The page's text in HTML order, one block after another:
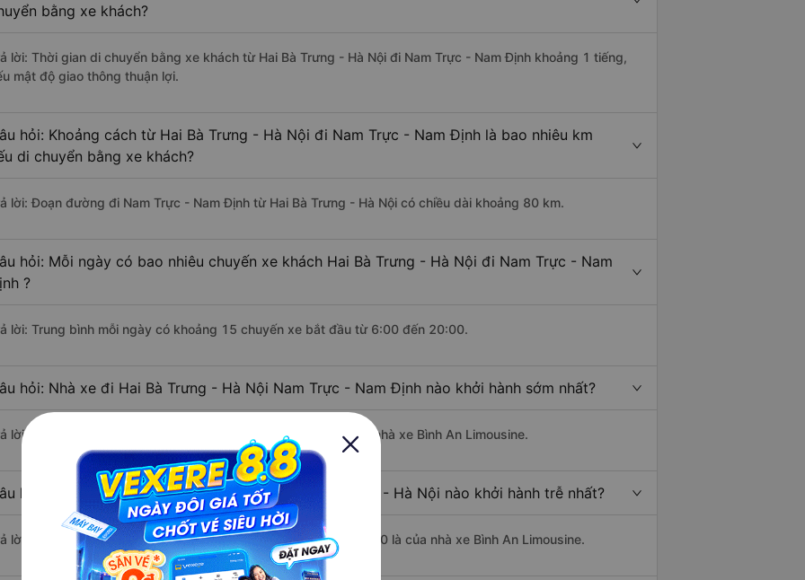
bằng xe khách?
lời: Thời gian di chuyển bằng xe khách từ Hai Bà Trưng - Hà Nội đi Nam Trực - Nam Định khoảng 1 tiếng,
mật độ giao thông thuận lợi.
hỏi: Khoảng cách từ Hai Bà Trưng - Hà Nội đi Nam Trực - Nam Định là bao nhiêu km
di chuyển bằng xe khách?
lời: Đoạn đường đi Nam Trực - Nam Định từ Hai Bà Trưng - Hà Nội có chiều dài khoảng 80 km.
hỏi: Mỗi ngày có bao nhiêu chuyến xe khách Hai Bà Trưng - Hà Nội đi Nam Trực - Nam
?
lời: Trung bình mỗi ngày có khoảng 15 chuyến xe bắt đầu từ 6:00 đến 20:00.
hỏi: Nhà xe đi Hai Bà Trưng - Hà Nội Nam Trực - Nam Định nào khởi hành sớm nhất?
lời: Chuyến xe có giờ xuất phát sớm nhất vào lúc 6:00 là của nhà xe Bình An Limousine.
hỏi: Nhà xe đi Nam Trực - Nam Định từ Hai Bà Trưng - Hà Nội nào khởi hành trễ nhất?
lời: Chuyến xe có giờ xuất phát trễ (muộn) nhất là vào lúc 20:00 là của nhà xe Bình An Limousine.